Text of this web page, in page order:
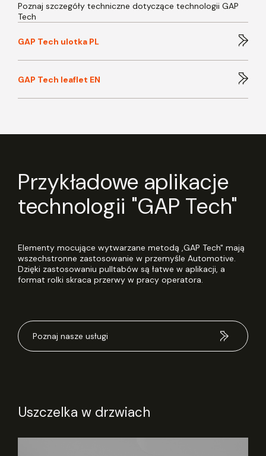
Poznaj szczegóły techniczne dotyczące technologii GAP
Tech
GAP Tech ulotka PL
GAP Tech leaflet EN
Przykładowe aplikacje
technologii "GAP Tech"
Elementy mocujące wytwarzane metodą ,GAP Tech" mają
wszechstronne zastosowanie w przemyśle Automotive.
Dzięki zastosowaniu pulltabów są łatwe w aplikacji, a
format rolki skraca przerwy w pracy operatora.
Poznaj nasze usługi
Uszczelka w drzwiach